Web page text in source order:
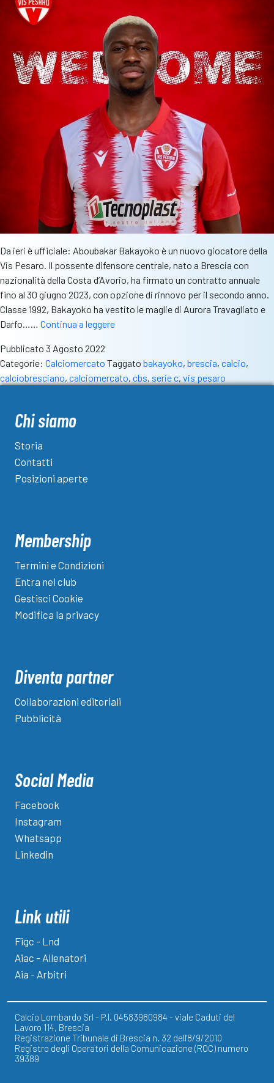
Da ieri è ufficiale: Aboubakar Bakayoko è un nuovo giocatore della
Vis Pesaro. Il possente difensore centrale, nato a Brescia con
nazionalità della Costa d’Avorio, ha firmato un contratto annuale
fino al 30 giugno 2023, con opzione di rinnovo per il secondo anno.
Classe 1992, Bakayoko ha vestito le maglie di Aurora Travagliato e
Darfo…… Continua a leggereVis
il
difensore
Pubblicato 3 Agosto 2022
Categorie: Calciomercato Taggato bakayoko, brescia, calcio,
calciobresciano, calciomercato, cbs, serie c, vis pesaro
Chi siamo
Storia
Contatti
Posizioni aperte
Membership
Termini e Condizioni
Entra nel club
Gestisci Cookie
Modifica la privacy
Diventa partner
Collaborazioni editoriali
Pubblicità
Social Media
Facebook
Instagram
Whatsapp
Linkedin
Link utili
Figc - Lnd
Aiac - Allenatori
Aia - Arbitri
Calcio Lombardo Srl - P.I. 04583980984 - viale Caduti del
Lavoro 114, Brescia
Registrazione Tribunale di Brescia n. 32 dell'8/9/2010
Registro degli Operatori della Comunicazione (ROC) numero
39389